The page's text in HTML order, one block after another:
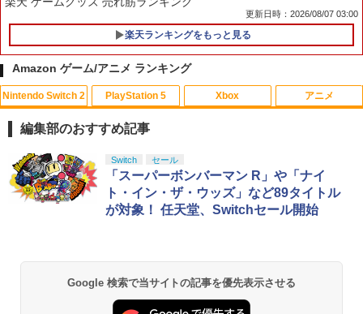
1
[メール便OK]【新品】【NS2H】ゲーム
用アナログスティックカバー リラック
マ すやすやリラックマ[在庫品]
￥750
2
[メール便OK]【新品】【NS2H】ゲーム
用アナログスティックカバー リラック
マ すやすやコリラックマ[在庫品]
￥750
[メール便OK]【新品】【NS2H】ゲーム
用アナログスティックカバー リラック
マ/キイロイトリ[在庫品]
1
[メール便OK]【新品】【PS5】MotoGP
24［PS5版］[在庫品]
￥920
2
PS5 縦置きスタンド PlayStation5 / PS5
Slim / PS5 Pro 用 縦置き スタンド 円形
安定感UP ブラック ブルー シルバー グ
レー ゲームアクセサリー ◇ALW-P5216
【メール便】 | プレーステーション プレ
更新日時：2026/08/07 03:00
楽天ランキングをもっと見る
1
【中古】 この世界の片隅に ブックレッ
ト付 / 片渕須直 / バンダイビジュアル [Bl
u-ray]【メール便送料無料】【最短翌日
￥1,243
Amazon ゲーム/アニメ ランキング
Nintendo Switch 2
1
スプラトゥーン レイダース|オンライン
コード版
￥5,832
スプラトゥーン レイダース -Switch2
PlayStation 5
1
PlayStation 5 デジタル・エディション
日本語専用 Console Language: Japan
ese only (CFI-2200B01)
￥55,000
Beast of Reincarnation -PS5 【特典】
プロダクトコード 封入
Xbox
1
【純正品】Xbox ワイヤレス コントロー
ラー + USB-C® ケーブル
￥8,300
2
Xbox プリペイドカード 5,000円 デジタ
ルコード 【旧 Xbox ギフトカード】 [オ
ンラインコード]
アニメ
1
【Amazon.co.jp限定】劇場版モノノ怪
第三章 蛇神 (Amazon.co.jp限定オリジ
ナル三方背収納ケース付きコレクション)
(オリジナル特典:オリジナル巾着＋メー
カー特典:【坤と離】二振りの剣、十翼よ
編集部のおすすめ記事
Switch セール
「スーパーボンバーマン R」や「ナイ
ト・イン・ザ・ウッズ」など89タイトル
が対象！ 任天堂、Switchセール開始
Google 検索で当サイトの記事を優先表示させる